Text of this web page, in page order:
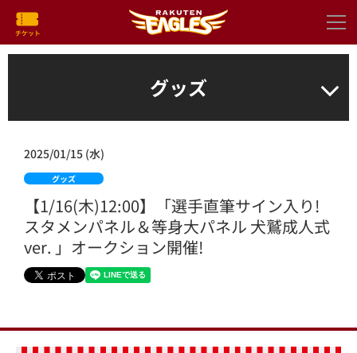
グッズ
2025/01/15 (水)
グッズ
【1/16(木)12:00】「選手直筆サイン入り!
スタメンパネル＆等身大パネル 犬鷲成人式
ver. 」オークション開催!